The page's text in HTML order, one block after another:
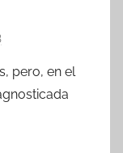
r pero, en el